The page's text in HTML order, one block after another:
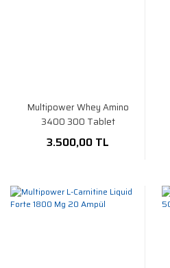
Multipower Whey Amino
3400 300 Tablet
3.500,00 TL